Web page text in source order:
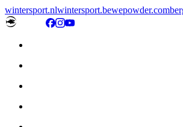
wintersport.nlwintersport.bewepowder.com